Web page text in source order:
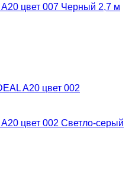
цвет 007 Черный 2,7 м
цвет 002 Светло-серый